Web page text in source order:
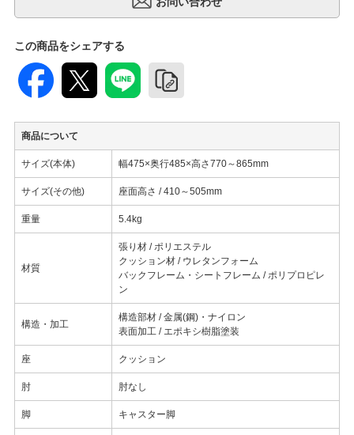
この商品をシェアする
商品について
サイズ(本体) 幅475×奥行485×高さ770～865mm
サイズ(その他) 座面高さ / 410～505mm
重量 5.4kg
材質
張り材 / ポリエステル
クッション材 / ウレタンフォーム
バックフレーム・シートフレーム / ポリプロピレ
ン
構造・加工
構造部材 / 金属(鋼)・ナイロン
表面加工 / エポキシ樹脂塗装
座 クッション
肘 肘なし
脚 キャスター脚